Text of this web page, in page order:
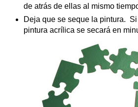
de atrás de ellas al mismo
Deja que se seque la pintura.
pintura acrílica se secará en